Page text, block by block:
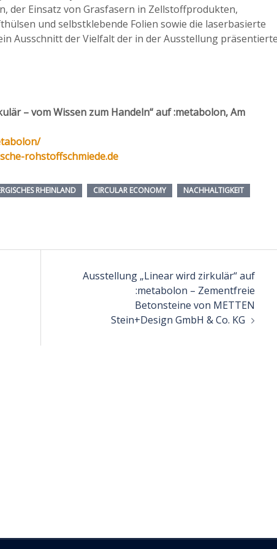
der Einsatz von Grasfasern in Zellstoffprodukten,
und selbstklebende Folien sowie die laserbasierte
Ausschnitt der Vielfalt der in der Ausstellung
– vom Wissen zum Handeln“ auf :metabolon, Am
rohstoffschmiede.de
RHEINLAND CIRCULAR ECONOMY
NACHHALTIGKEIT
Ausstellung „Linear wird zirkulär“ auf
:metabolon – Zementfreie
Betonsteine von METTEN
Stein+Design GmbH & Co. KG